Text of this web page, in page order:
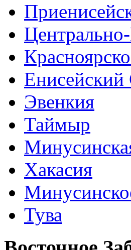
Енисейский
Эвенкия
Таймыр
Хакасия
Тува